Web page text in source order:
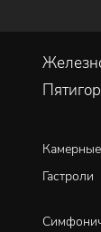
Гастроли